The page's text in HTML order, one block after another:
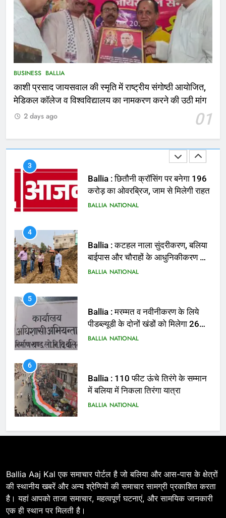
BUSINESS BALLIA
काशी प्रसाद जायसवाल की स्मृति में राष्ट्रीय संगोष्ठी आयोजित,
मेडिकल कॉलेज व विश्वविद्यालय का नामकरण करने की उठी मांग
01
2 days ago
NATIONAL बलिया
कोचिंग सेंटर में लगी भीषण आग, जान
बचाने के लिए छात्रों ने लगाई छलांग, कई
2
भरत तिवारी एनकाउंटर मामले को लेकर
सियासत तेज, भाजपा सांसद ने बताई हत्या
NATIONAL POLITICS
3
Ballia : छितौनी क्रॉसिंग पर बनेगा 196
करोड़ का ओवरब्रिज, जाम से मिलेगी राहत
BALLIA NATIONAL
4
Ballia : कटहल नाला सुंदरीकरण, बलिया
बाईपास और चौराहों के आधुनिकीकरण की
तैयारी तेज
BALLIA NATIONAL
5
Ballia : मरम्मत व नवीनीकरण के लिये
पीडब्ल्यूडी के दोनों खंडों को मिलेगा 26
करोड़
BALLIA NATIONAL
6
Ballia : 110 फीट ऊंचे तिरंगे के सम्मान
में बलिया में निकला तिरंगा यात्रा
BALLIA NATIONAL
7
BALLIA NATIONAL
8
Ballia Aaj Kal एक समाचार पोर्टल है जो बलिया और आस-पास के क्षेत्रों
की स्थानीय खबरें और अन्य श्रेणियों की समाचार सामग्री प्रकाशित करता
है। यहां आपको ताजा समाचार, महत्वपूर्ण घटनाएं, और सामयिक जानकारी
एक ही स्थान पर मिलती है।